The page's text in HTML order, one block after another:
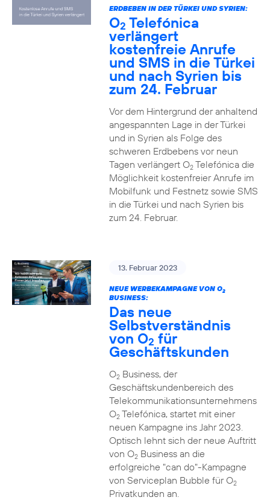
ERDBEBEN IN DER TÜRKEI UND SYRIEN:
O2 Telefónica
verlängert
kostenfreie Anrufe
und SMS in die Türkei
und nach Syrien bis
zum 24. Februar
Vor dem Hintergrund der anhaltend
angespannten Lage in der Türkei
und in Syrien als Folge des
schweren Erdbebens vor neun
Tagen verlängert O2Telefónica die
Möglichkeit kostenfreier Anrufe im
Mobilfunk und Festnetz sowie SMS
in die Türkei und nach Syrien bis
zum 24. Februar.
13. Februar 2023
NEUE WERBEKAMPAGNE VON O2
BUSINESS:
Das neue
Selbstverständnis
von O2 für
Geschäftskunden
O2Business, der
Geschäftskundenbereich des
Telekommunikationsunternehmens
O2Telefónica, startet mit einer
neuen Kampagne ins Jahr 2023.
Optisch lehnt sich der neue Auftritt
von O2Business an die
erfolgreiche "can do"-Kampagne
von Serviceplan Bubble für O2
Privatkunden an.